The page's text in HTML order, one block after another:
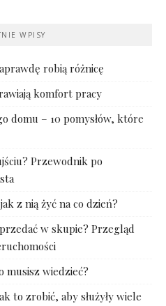
WPISY
robią różnicę
komfort pracy
domu – 10 pomysłów, które
Przewodnik po
z nią żyć na co dzień?
w skupie? Przegląd
musisz wiedzieć?
to zrobić, aby służyły wiele